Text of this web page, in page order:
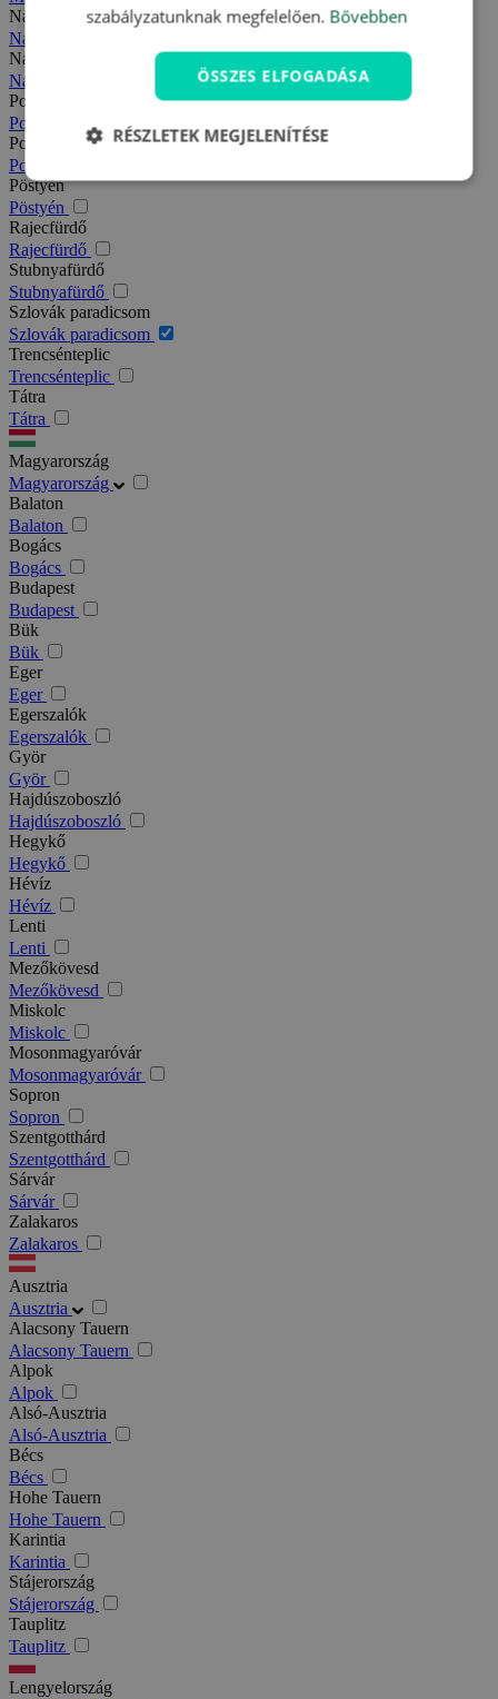
Nagy-Fátra
Nagy-Fátra
Nagymegyer
Nagymegyer
Podhajska
Podhajska
Pozsony
Pozsony
Pöstyén
Pöstyén
Rajecfürdő
Rajecfürdő
Stubnyafürdő
Stubnyafürdő
Szlovák paradicsom
Szlovák paradicsom
Trencsénteplic
Trencsénteplic
Tátra
Tátra
Magyarország
Magyarország
Balaton
Balaton
Bogács
Bogács
Budapest
Budapest
Bük
Bük
Eger
Eger
Egerszalók
Egerszalók
Györ
Györ
Hajdúszoboszló
Hajdúszoboszló
Hegykő
Hegykő
Hévíz
Hévíz
Lenti
Lenti
Mezőkövesd
Mezőkövesd
Miskolc
Miskolc
Mosonmagyaróvár
Mosonmagyaróvár
Sopron
Sopron
Szentgotthárd
Szentgotthárd
Sárvár
Sárvár
Zalakaros
Zalakaros
Ausztria
Ausztria
Alacsony Tauern
Alacsony Tauern
Alpok
Alpok
Alsó-Ausztria
Alsó-Ausztria
Bécs
Bécs
Hohe Tauern
Hohe Tauern
Karintia
Karintia
Stájerország
Stájerország
Tauplitz
Tauplitz
Lengyelország
szabályzatunknak megfelelően. Bővebben
ÖSSZES ELFOGADÁSA
RÉSZLETEK MEGJELENÍTÉSE